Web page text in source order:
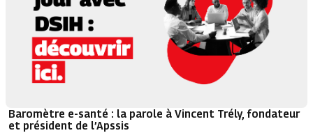
Baromètre e-santé : la parole à Vincent Trély, fondateur
et président de l’Apssis